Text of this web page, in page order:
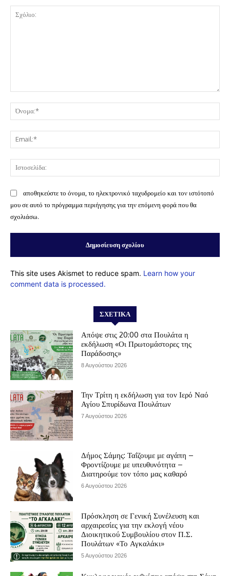
αποθηκεύστε το όνομα, το ηλεκτρονικό ταχυδρομείο και τον ιστότοπό
μου σε αυτό το πρόγραμμα περιήγησης για την επόμενη φορά που θα
σχολιάσω.
This site uses Akismet to reduce spam. Learn how your
comment data is processed.
ΣΧΕΤΙΚΆ
Απόψε στις 20:00 στα Πουλάτα η
εκδήλωση «Οι Πρωτομάστορες της
Παράδοσης»
8 Αυγούστου 2026
Την Τρίτη η εκδήλωση για τον Ιερό Ναό
Αγίου Σπυρίδωνα Πουλάτων
7 Αυγούστου 2026
Δήμος Σάμης: Ταΐζουμε με αγάπη –
Φροντίζουμε με υπευθυνότητα –
Διατηρούμε τον τόπο μας καθαρό
6 Αυγούστου 2026
Πρόσκληση σε Γενική Συνέλευση και
αρχαιρεσίες για την εκλογή νέου
Διοικητικού Συμβουλίου στον Π.Σ.
Πουλάτων «Το Αγκαλάκι»
5 Αυγούστου 2026